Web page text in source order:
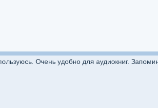
Очень удобно для аудиокниг.